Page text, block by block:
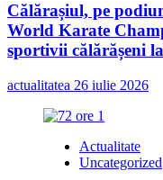
Călărașiul, pe
World Karate
sportivii călărășeni
actualitatea 26 iulie 2026
Actualitate
Uncategorized